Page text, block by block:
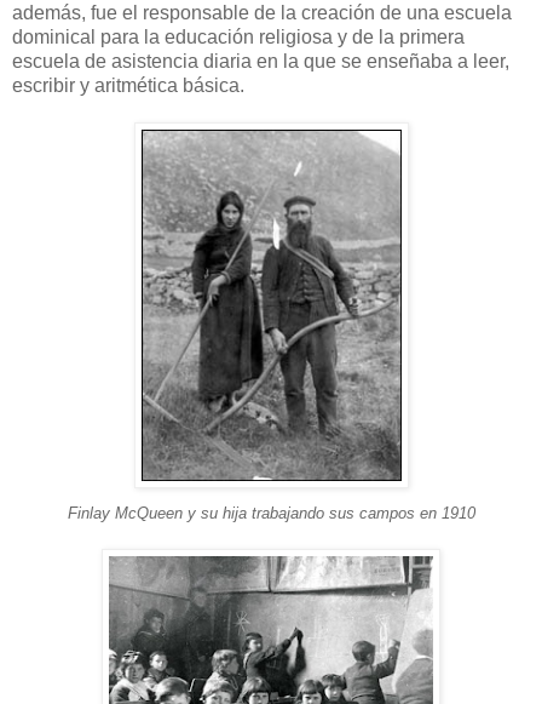
además, fue el responsable de la creación de una escuela
dominical para la educación religiosa y de la primera
escuela de asistencia diaria en la que se enseñaba a leer,
escribir y aritmética básica.
Finlay McQueen y su hija trabajando sus campos en 1910